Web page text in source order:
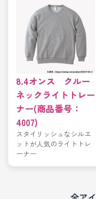
8.4オンス クルー
ネックライトトレー
ナー(商品番号：
4007)
スタイリッシュなシルエ
ットが人気のライトトレ
ーナー